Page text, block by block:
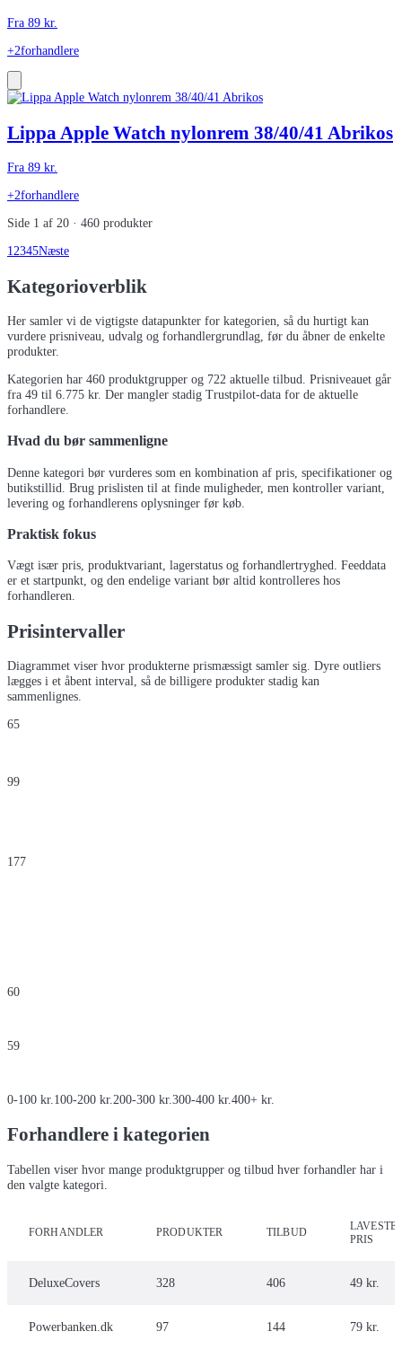
Fra 89 kr.
+2forhandlere
Lippa Apple Watch nylonrem 38/40/41 Abrikos
Fra 89 kr.
+2forhandlere
Side 1 af 20 · 460 produkter
12345Næste
Kategorioverblik
Her samler vi de vigtigste datapunkter for kategorien, så du hurtigt kan
vurdere prisniveau, udvalg og forhandlergrundlag, før du åbner de enkelte
produkter.
Kategorien har 460 produktgrupper og 722 aktuelle tilbud. Prisniveauet går
fra 49 til 6.775 kr. Der mangler stadig Trustpilot-data for de aktuelle
forhandlere.
Hvad du bør sammenligne
Denne kategori bør vurderes som en kombination af pris, specifikationer og
butikstillid. Brug prislisten til at finde muligheder, men kontroller variant,
levering og forhandlerens oplysninger før køb.
Praktisk fokus
Vægt især pris, produktvariant, lagerstatus og forhandlertryghed. Feeddata
er et startpunkt, og den endelige variant bør altid kontrolleres hos
forhandleren.
Prisintervaller
Diagrammet viser hvor produkterne prismæssigt samler sig. Dyre outliers
lægges i et åbent interval, så de billigere produkter stadig kan
sammenlignes.
65
99
177
60
59
0-100 kr. 100-200 kr. 200-300 kr. 300-400 kr. 400+ kr.
Forhandlere i kategorien
Tabellen viser hvor mange produktgrupper og tilbud hver forhandler har i
den valgte kategori.
FORHANDLER PRODUKTER TILBUD
LAVESTE
PRIS
DeluxeCovers 328 406 49 kr.
Powerbanken.dk 97 144 79 kr.